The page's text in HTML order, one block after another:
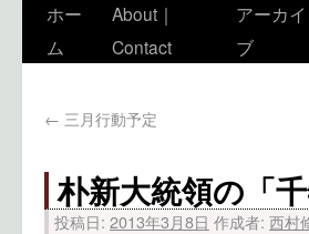
ホー
ム
About｜
Contact
アーカイ
ブ
← 三月行動予定
朴新大統領の「
投稿日: 2013年3月8日 作成者: 西村